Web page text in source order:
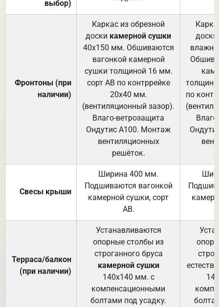
выбор)
Фронтоны (при
наличии)
Каркас из обрезной
доски камерной сушки
40х150 мм. Обшиваются
вагонкой камерной
сушки толщиной 16 мм.
сорт АВ по контррейке
20х40 мм.
(вентиляционный зазор).
Влаго-ветрозащита
Ондутис А100. Монтаж
вентиляционных
решёток.
доски
по
Свесы крыши
Ширина 400 мм.
Подшиваются вагонкой
камерной сушки, сорт
АВ.
Терраса/балкон
(при наличии)
Устанавливаются
опорные столбы из
строганного бруса
камерной сушки
140х140 мм. с
компенсационными
болтами под усадку.